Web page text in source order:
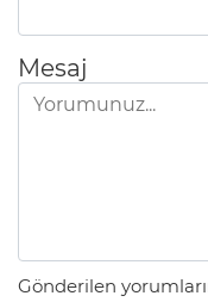
Mesaj
Gönderilen